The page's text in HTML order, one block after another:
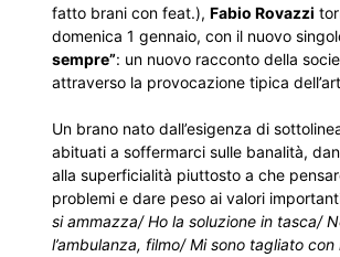
fatto brani con feat.), Fabio Rovazzi
domenica 1 gennaio, con il nuovo
sempre”: un nuovo racconto della
attraverso la provocazione tipica
Un brano nato dall’esigenza di
abituati a soffermarci sulle banalità,
alla superficialità piuttosto a che
problemi e dare peso ai valori
si ammazza/ Ho la soluzione in tasca/
l’ambulanza, filmo/ Mi sono tagliato